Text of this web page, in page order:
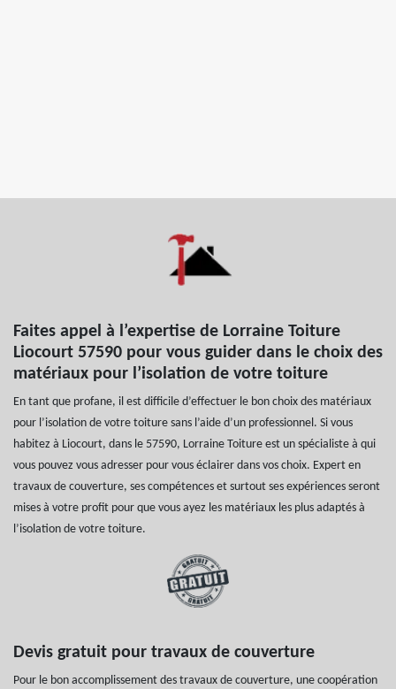
Faites appel à l’expertise de Lorraine Toiture
Liocourt 57590 pour vous guider dans le choix des
matériaux pour l’isolation de votre toiture
En tant que profane, il est difficile d’effectuer le bon choix des matériaux
pour l’isolation de votre toiture sans l’aide d’un professionnel. Si vous
habitez à Liocourt, dans le 57590, Lorraine Toiture est un spécialiste à qui
vous pouvez vous adresser pour vous éclairer dans vos choix. Expert en
travaux de couverture, ses compétences et surtout ses expériences seront
mises à votre profit pour que vous ayez les matériaux les plus adaptés à
l’isolation de votre toiture.
Devis gratuit pour travaux de couverture
Pour le bon accomplissement des travaux de couverture, une coopération